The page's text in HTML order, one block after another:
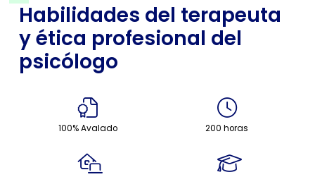
Habilidades del terapeuta
y ética profesional del
psicólogo
100% Avalado 200 horas